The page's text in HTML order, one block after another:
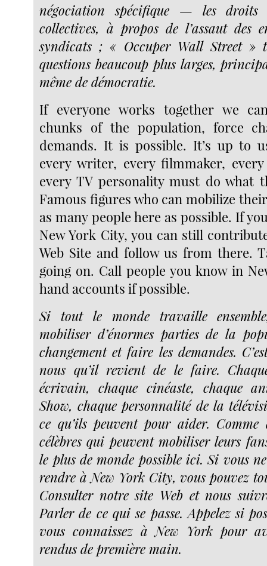
négociation spécifique — les droits
collectives, à propos de l’assaut des
syndicats ; « Occuper Wall Street »
questions beaucoup plus larges,
même de démocratie.
If everyone works together we
chunks of the population, force
demands. It is possible. It’s up to
every writer, every filmmaker,
every TV personality must do what
Famous figures who can mobilize
as many people here as possible. If
New York City, you can still
Web Site and follow us from there.
going on. Call people you know in
hand accounts if possible.
Si tout le monde travaille
mobiliser d’énormes parties de la
changement et faire les demandes.
nous qu’il revient de le faire.
écrivain, chaque cinéaste, chaque
Show, chaque personnalité de la
ce qu’ils peuvent pour aider. Comme
célèbres qui peuvent mobiliser leurs
le plus de monde possible ici. Si vous
rendre à New York City, vous pouvez
Consulter notre site Web et nous
Parler de ce qui se passe. Appelez si
vous connaissez à New York pour
rendus de première main.